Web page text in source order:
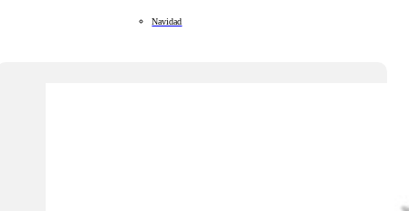
Navidad